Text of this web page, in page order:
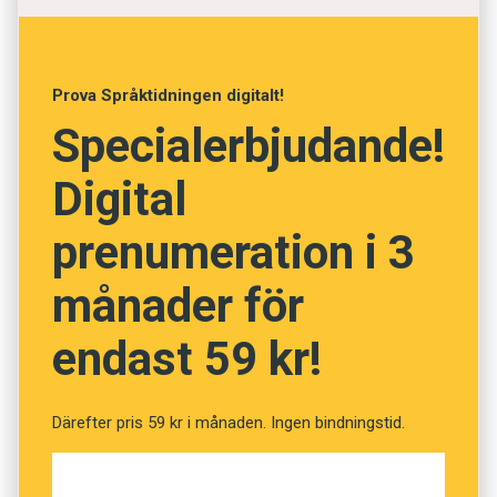
Vad betyder de isländska
orden? (Kviss #5)
Fråga 1av 10
Flísatöng
Fläskkotlett
Prova Språktidningen digitalt!
Specialerbjudande!
Digital
prenumeration i 3
månader för
endast 59 kr!
Därefter pris 59 kr i månaden. Ingen bindningstid.